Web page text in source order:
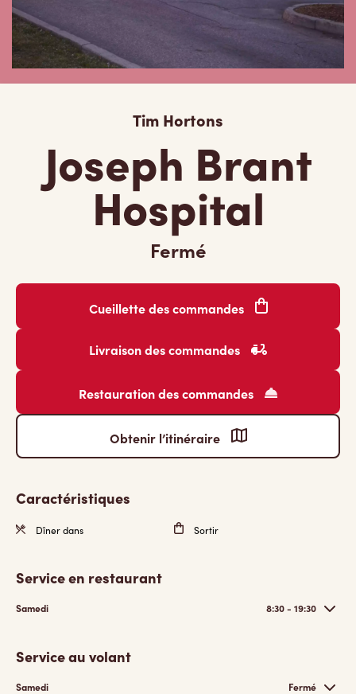
Tim Hortons
Joseph Brant
Hospital
Fermé
Cueillette des commandes
Livraison des commandes
Restauration des commandes
Obtenir l’itinéraire
Caractéristiques
Dîner dans Sortir
Service en restaurant
Samedi 8:30 - 19:30
Service au volant
Samedi Fermé